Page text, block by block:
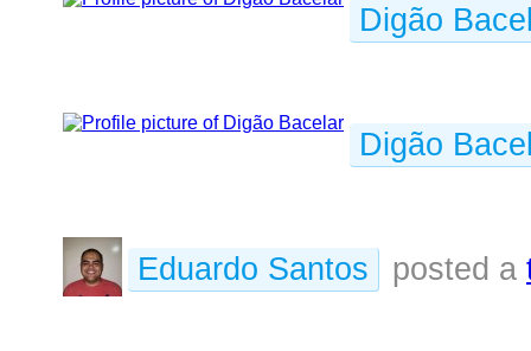
Digão
Digão
Eduardo Santos posted a